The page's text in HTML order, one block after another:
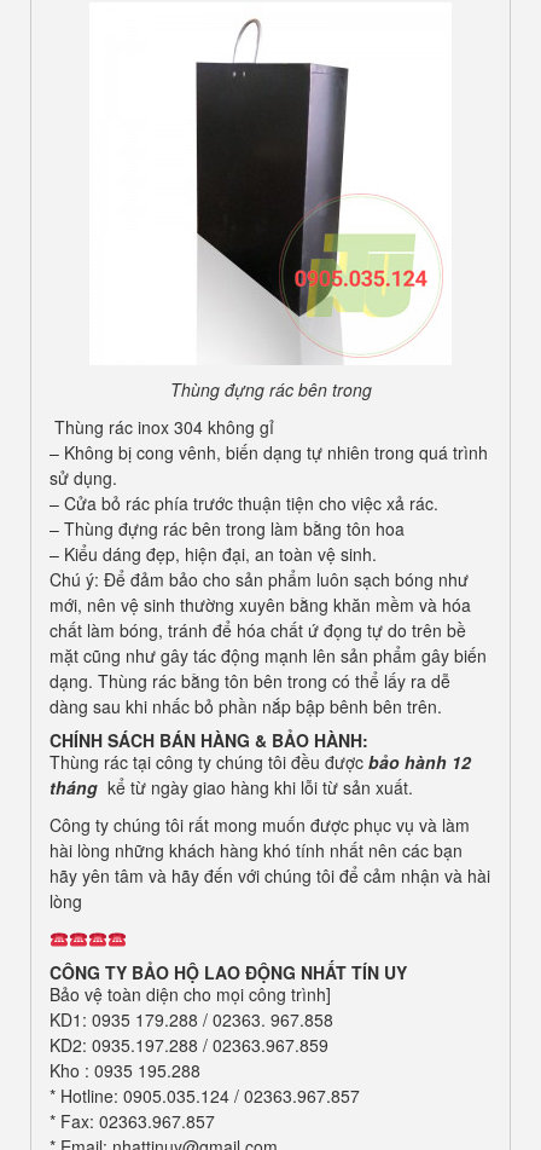
Thùng đựng rác bên trong
Thùng rác inox 304 không gỉ
– Không bị cong vênh, biến dạng tự nhiên trong quá trình
sử dụng.
– Cửa bỏ rác phía trước thuận tiện cho việc xả rác.
– Thùng đựng rác bên trong làm bằng tôn hoa
– Kiểu dáng đẹp, hiện đại, an toàn vệ sinh.
Chú ý: Để đảm bảo cho sản phẩm luôn sạch bóng như
mới, nên vệ sinh thường xuyên bằng khăn mềm và hóa
chất làm bóng, tránh để hóa chất ứ đọng tự do trên bề
mặt cũng như gây tác động mạnh lên sản phẩm gây biến
dạng. Thùng rác bằng tôn bên trong có thể lấy ra dễ
dàng sau khi nhấc bỏ phần nắp bập bênh bên trên.
CHÍNH SÁCH BÁN HÀNG & BẢO HÀNH:
Thùng rác tại công ty chúng tôi đều được bảo hành 12
tháng kể từ ngày giao hàng khi lỗi từ sản xuất.
Công ty chúng tôi rất mong muốn được phục vụ và làm
hài lòng những khách hàng khó tính nhất nên các bạn
hãy yên tâm và hãy đến với chúng tôi để cảm nhận và hài
lòng
CÔNG TY BẢO HỘ LAO ĐỘNG NHẤT TÍN UY
Bảo vệ toàn diện cho mọi công trình]
KD1: 0935 179.288 / 02363. 967.858
KD2: 0935.197.288 / 02363.967.859
Kho : 0935 195.288
* Hotline: 0905.035.124 / 02363.967.857
* Fax: 02363.967.857